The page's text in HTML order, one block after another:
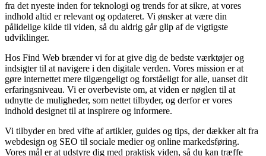
fra det nyeste inden for teknologi og trends for at sikre, at vores
indhold altid er relevant og opdateret. Vi ønsker at være din
pålidelige kilde til viden, så du aldrig går glip af de vigtigste
udviklinger.
Hos Find Web brænder vi for at give dig de bedste værktøjer og
indsigter til at navigere i den digitale verden. Vores mission er at
gøre internettet mere tilgængeligt og forståeligt for alle, uanset dit
erfaringsniveau. Vi er overbeviste om, at viden er nøglen til at
udnytte de muligheder, som nettet tilbyder, og derfor er vores
indhold designet til at inspirere og informere.
Vi tilbyder en bred vifte af artikler, guides og tips, der dækker alt fra
webdesign og SEO til sociale medier og online markedsføring.
Vores mål er at udstyre dig med praktisk viden, så du kan træffe